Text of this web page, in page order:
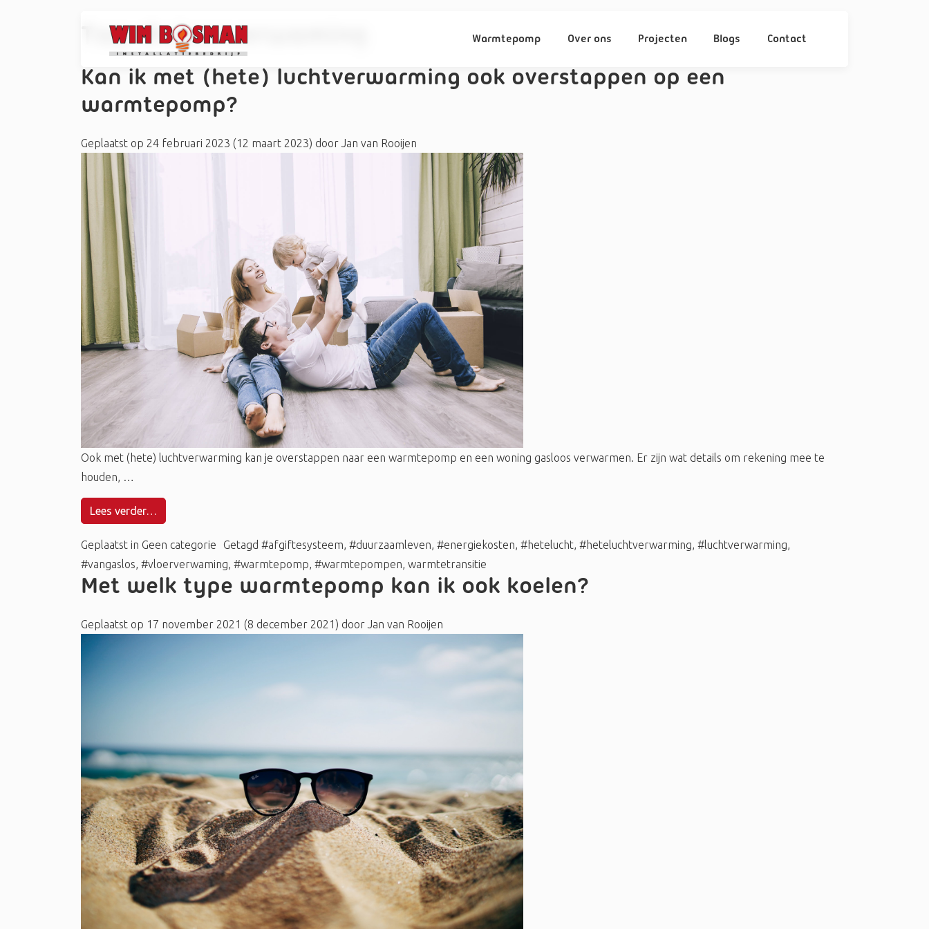
Warmtepomp Over ons Projecten Blogs Contact
Tag:#vloerverwaming
Kan ik met (hete) luchtverwarming ook overstappen op een
warmtepomp?
Geplaatst op 24 februari 2023 (12 maart 2023) door Jan van Rooijen
Ook met (hete) luchtverwarming kan je overstappen naar een warmtepomp en een woning gasloos verwarmen. Er zijn wat details om rekening mee te
houden, …
Lees verder…
Geplaatst in Geen categorie Getagd #afgiftesysteem, #duurzaamleven, #energiekosten, #hetelucht, #heteluchtverwarming, #luchtverwarming,
#vangaslos, #vloerverwaming, #warmtepomp, #warmtepompen, warmtetransitie
Met welk type warmtepomp kan ik ook koelen?
Geplaatst op 17 november 2021 (8 december 2021) door Jan van Rooijen